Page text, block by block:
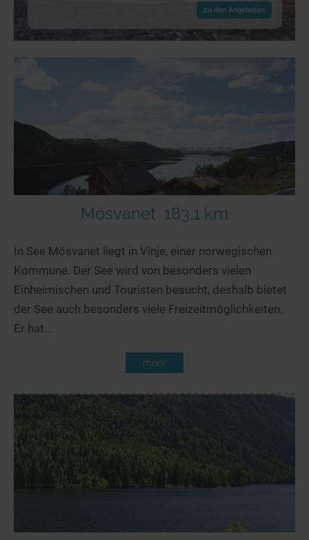
zu den Angeboten
Mösvanet 183,1 km
In See Mösvanet liegt in Vinje, einer norwegischen
Kommune. Der See wird von besonders vielen
Einheimischen und Touristen besucht, deshalb bietet
der See auch besonders viele Freizeitmöglichkeiten.
Er hat...
mehr